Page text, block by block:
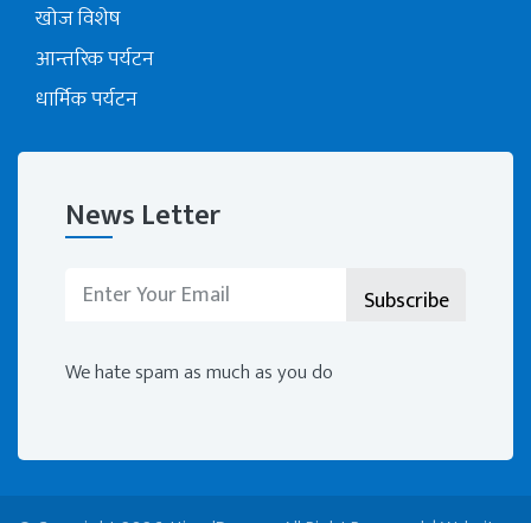
खोज विशेष
आन्तरिक पर्यटन
धार्मिक पर्यटन
News Letter
We hate spam as much as you do